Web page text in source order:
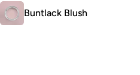
Buntlack Blush